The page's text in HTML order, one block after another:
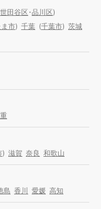
世田谷区・品川区)
市) 千葉 (千葉市) 茨城
) 滋賀 奈良 和歌山
島 香川 愛媛 高知